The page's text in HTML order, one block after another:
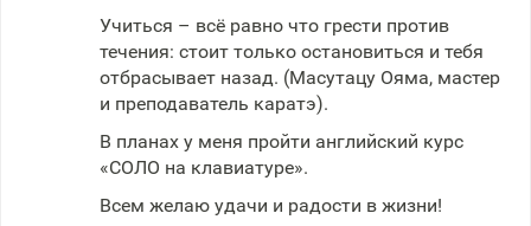
Учиться – всё равно что грести против
течения: стоит только остановиться и тебя
отбрасывает назад. (Масутацу Ояма, мастер
и преподаватель каратэ).
В планах у меня пройти английский курс
«СОЛО на клавиатуре».
Всем желаю удачи и радости в жизни!